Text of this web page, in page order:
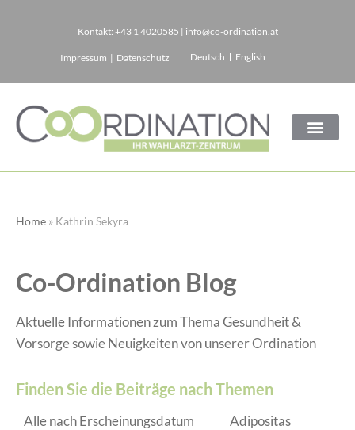
springen
Kontakt: +43 1 4020585 | info@co-ordination.at
Impressum | Datenschutz Deutsch English
Home » Kathrin Sekyra
Co-Ordination Blog
Aktuelle Informationen zum Thema Gesundheit &
Vorsorge sowie Neuigkeiten von unserer Ordination
Finden Sie die Beiträge nach Themen
Alle nach Erscheinungsdatum
Adipositas